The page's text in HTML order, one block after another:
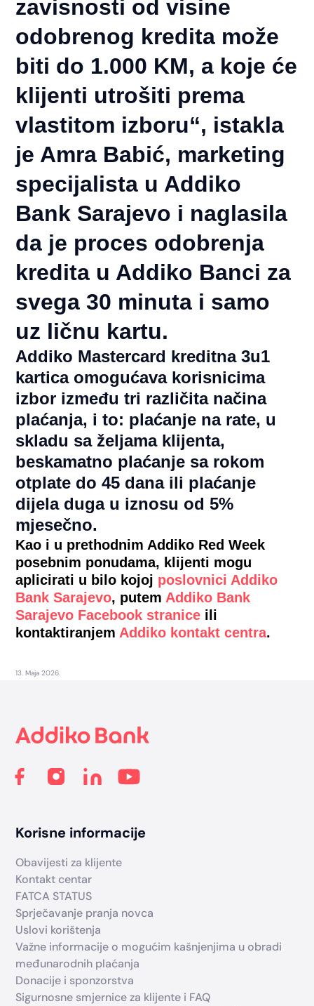
zavisnosti od visine
odobrenog kredita može
biti do 1.000 KM, a koje će
klijenti utrošiti prema
vlastitom izboru“, istakla
je Amra Babić, marketing
specijalista u Addiko
Bank Sarajevo i naglasila
da je proces odobrenja
kredita u Addiko Banci za
svega 30 minuta i samo
uz ličnu kartu.
Addiko Mastercard kreditna 3u1
kartica omogućava korisnicima
izbor između tri različita načina
plaćanja, i to: plaćanje na rate, u
skladu sa željama klijenta,
beskamatno plaćanje sa rokom
otplate do 45 dana ili plaćanje
dijela duga u iznosu od 5%
mjesečno.
Kao i u prethodnim Addiko Red Week
posebnim ponudama, klijenti mogu
aplicirati u bilo kojoj poslovnici Addiko
Bank Sarajevo, putem Addiko Bank
Sarajevo Facebook stranice ili
kontaktiranjem Addiko kontakt centra.
13. Maja 2026.
Korisne informacije
Obavijesti za klijente
Kontakt centar
FATCA STATUS
Sprječavanje pranja novca
Uslovi korištenja
Važne informacije o mogućim kašnjenjima u obradi
međunarodnih plaćanja
Donacije i sponzorstva
Sigurnosne smjernice za klijente i FAQ